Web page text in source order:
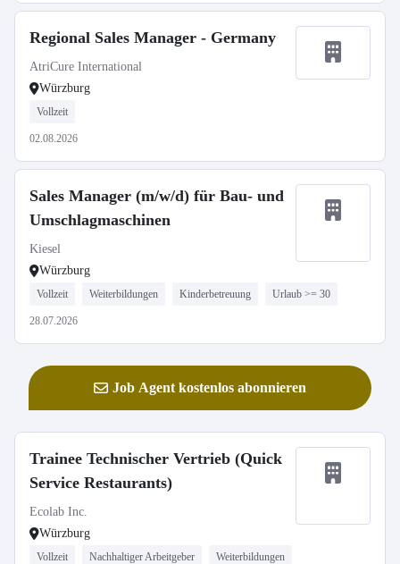
Regional Sales Manager - Germany
AtriCure International
Würzburg
Vollzeit
02.08.2026
Sales Manager (m/w/d) für Bau- und
Umschlagmaschinen
Kiesel
Würzburg
Vollzeit Weiterbildungen Kinderbetreuung Urlaub >= 30
28.07.2026
Job Agent kostenlos abonnieren
Trainee Technischer Vertrieb (Quick
Service Restaurants)
Ecolab Inc.
Würzburg
Vollzeit Nachhaltiger Arbeitgeber Weiterbildungen